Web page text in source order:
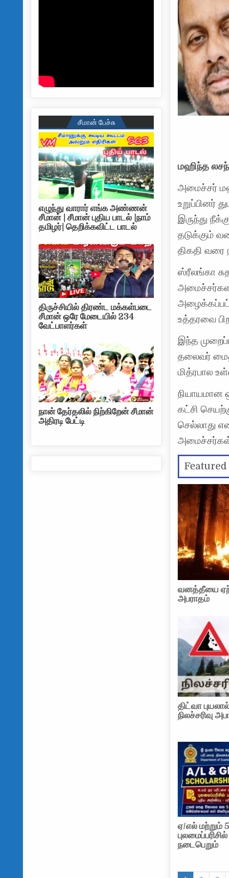
மஹிந்த
அமைச்சர்
உறுப்பினர்
இருந்து
தடுக்கும்
திகதி வரை
ஸ்ரீலங்கா
உத்தரவை
இந்த
தலைவர்
மித்ரபால
நியாயமான
கட்சி
செல்லாது
அமைச்சர்கள்
Featured
வனத்தீயை
அபராதம்
திட்வா
நிலச்சரிவு
ஏ/எல் மற்றும்
நடைபெறும்
சீமான் பேச்சு
எழுந்து வாரார் எங்க அண்ணன்
சீமான் | சீமான் புதிய பாடல் |நாம்
தமிழர்| தெறிக்கவிட்ட பாடல்
திருச்சியில் திரண்ட மக்கள்படை
சீமான் ஒரே மேடையில் 234
வேட்பாளர்கள்
நான் தேர்தலில் நிற்கிறேன் சீமான்
அதிரடி பேட்டி